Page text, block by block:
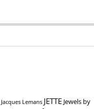
Jacques Lemans JETTE Jewels by